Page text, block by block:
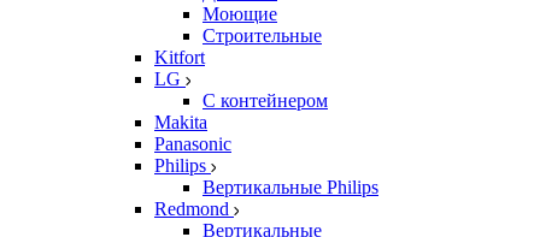
Моющие
Строительные
Kitfort
LG
С контейнером
Makita
Panasonic
Philips
Вертикальные Philips
Redmond
Вертикальные